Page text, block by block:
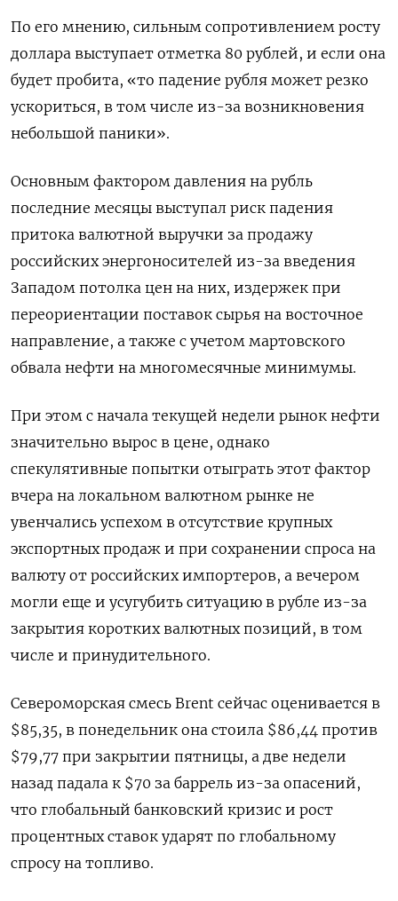
По его мнению, сильным сопротивлением росту
доллара выступает отметка 80 рублей, и если она
будет пробита, «то падение рубля может резко
ускориться, в том числе из-за возникновения
небольшой паники».
Основным фактором давления на рубль
последние месяцы выступал риск падения
притока валютной выручки за продажу
российских энергоносителей из-за введения
Западом потолка цен на них, издержек при
переориентации поставок сырья на восточное
направление, а также с учетом мартовского
обвала нефти на многомесячные минимумы.
При этом с начала текущей недели рынок нефти
значительно вырос в цене, однако
спекулятивные попытки отыграть этот фактор
вчера на локальном валютном рынке не
увенчались успехом в отсутствие крупных
экспортных продаж и при сохранении спроса на
валюту от российских импортеров, а вечером
могли еще и усугубить ситуацию в рубле из-за
закрытия коротких валютных позиций, в том
числе и принудительного.
Североморская смесь Brent сейчас оценивается в
$85,35, в понедельник она стоила $86,44 против
$79,77 при закрытии пятницы, а две недели
назад падала к $70 за баррель из-за опасений,
что глобальный банковский кризис и рост
процентных ставок ударят по глобальному
спросу на топливо.